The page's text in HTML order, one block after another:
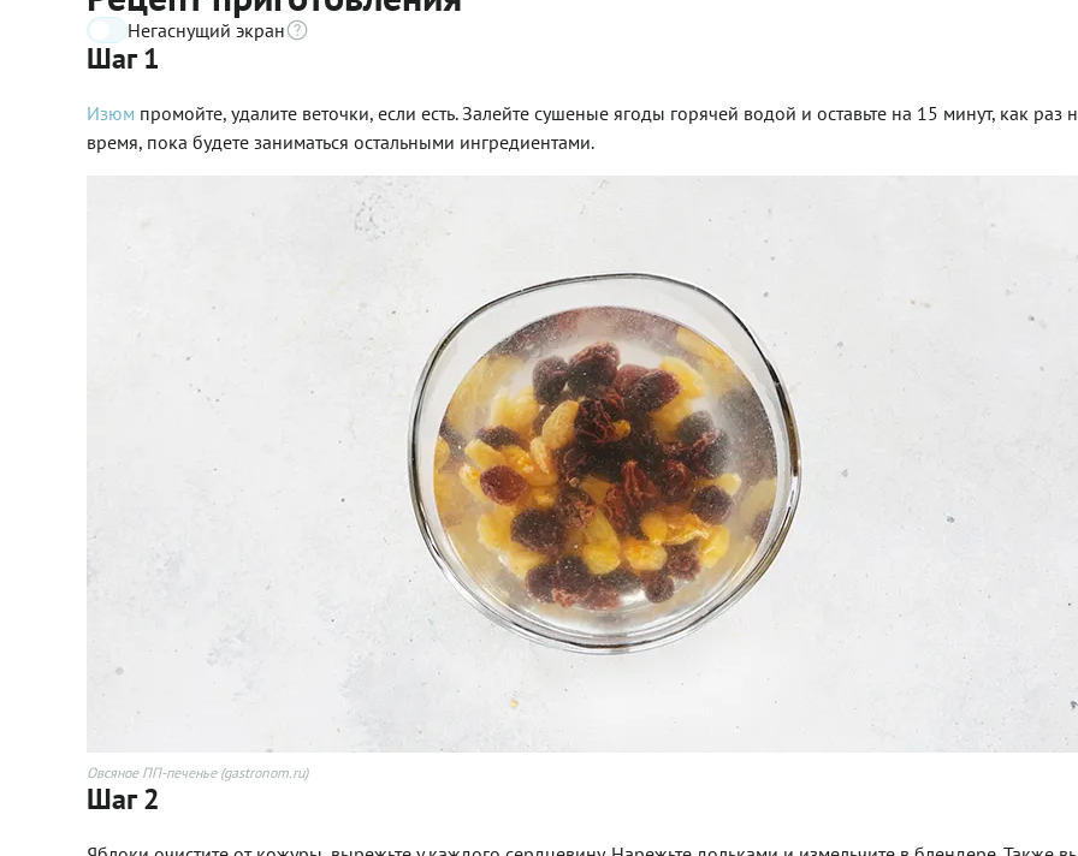
Негаснущий экран
Шаг 1
Изюм промойте, удалите веточки, если есть. Залейте сушеные ягоды горячей водой и оставьте на 15 минут, как раз
время, пока будете заниматься остальными ингредиентами.
Овсяное ПП-печенье (gastronom.ru)
Шаг 2